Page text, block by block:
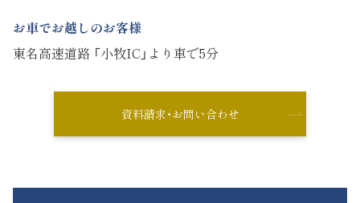
お車でお越しのお客様
東名高速道路 「小牧IC」より車で5分
資料請求・お問い合わせ